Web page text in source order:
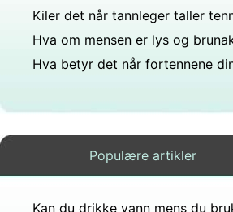
Populære artikler